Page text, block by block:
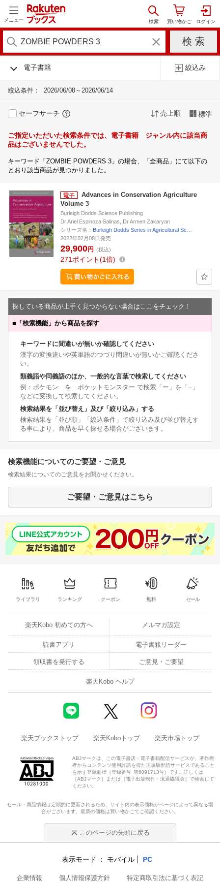
メニュー
電子書籍 絞込み
絞込条件： 2026/06/08～2026/06/14
セーフサーチ 売上順 標準
ご指定いただいた検索条件では、電子書籍 ジャンル内に該当商
品はございませんでした。
キーワード「ZOMBIE POWDERS 3」の場合、「全商品」にて以下の
とおり該当商品が見つかりました。
Advances in Conservation Agriculture
Volume 3
Burleigh Dodds Science Publishing
Dr Ariel Espinoza Salinas, Dr Armen Zakaryan
シリーズ名： Burleigh Dodds Series in Agricultural Sc…
2022年02月08日発売
29,900円 (税込)
271 ポイント 1倍
探している商品が上手く見つからない場合はここをチェック！
■ 「検索機能」から商品を探す
キーワードに間違いが無いか確認してください
漢字の変換違いや英単語のつづり間違いが無いかご確認くださ
い。
類義語や同義語のほか、一般的な言葉で検索してください
例：ポケモン を ポケットモンスター で検索「ー」を「−」
などに変換して検索してください。
検索結果を「並び替え」及び「絞り込み」する
検索結果を「並び順」「絞込条件」で絞り込み及び並び替えす
る事により、商品を早く探せる場合がございます。
検索機能についてのご要望・ご意見
検索結果についてのご意見をお聞かせください。
ご要望・ご意見はこちら
ライブラリ ランキング クーポン 無料 セール
楽天Kobo 初めての方へ メルマガ設定
読書アプリ 電子書籍リーダー
領収書を発行する ご意見・ご要望
楽天Kobo ヘルプ
楽天ブックストップ 楽天Koboトップ 楽天市場トップ
ABJマークは、この電子書店・電子書籍配信サービスが、著作権
者からコンテンツ使用許諾を得た正規版配信サービスであること
を示す登録商標（登録番号 第6091713号）です。詳しくは
［ABJマーク］または［電子出版制作・流通協議会］で検索して
ください。
セール・商品情報は定期的に更新されるため、サイト内の表示価格がページによって異なる場
合がございます。最新の価格は買い物かごでご確認ください。
このページの先頭に戻る
表示モード モバイル PC
企業情報 個人情報保護方針 特定商取引法に基づく表記